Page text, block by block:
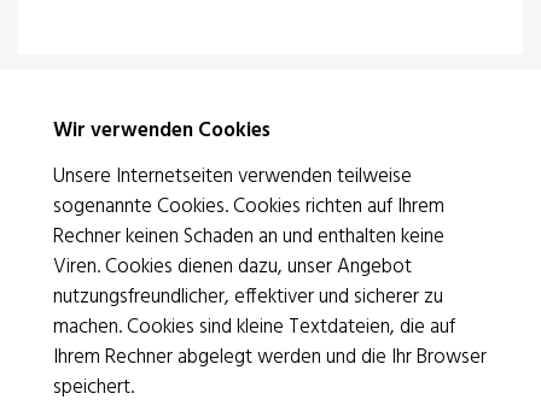
Rotes Kreuz Basel
Bruderholzstrasse 20 | 4053 Basel
T 061 319 56 56|info@srk-basel.ch
IBAN CH69 0900 0000 1533 0527 0
Wir verwenden Cookies
Unsere Internetseiten verwenden teilweise
sogenannte Cookies. Cookies richten auf Ihrem
Rechner keinen Schaden an und enthalten keine
Viren. Cookies dienen dazu, unser Angebot
nutzungsfreundlicher, effektiver und sicherer zu
machen. Cookies sind kleine Textdateien, die auf
Ihrem Rechner abgelegt werden und die Ihr Browser
speichert.